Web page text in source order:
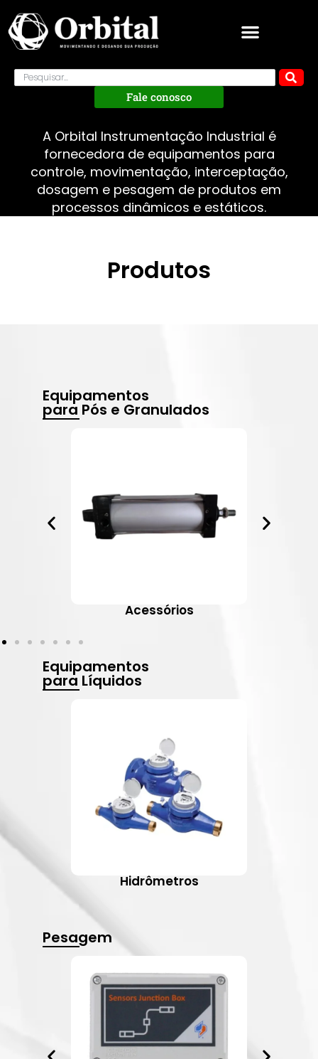
Fale conosco
A Orbital Instrumentação Industrial é
fornecedora de equipamentos para
controle, movimentação, interceptação,
dosagem e pesagem de produtos em
processos dinâmicos e estáticos.
Produtos
Equipamentos
para Pós e Granulados
Acessórios
Equipamentos
para Líquidos
Hidrômetros
Pesagem